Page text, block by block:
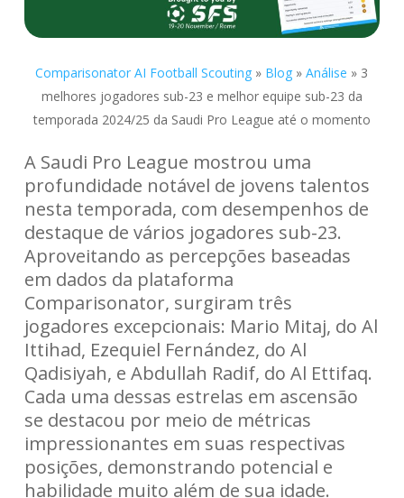
Comparisonator AI Football Scouting » Blog »Análise » 3
melhores jogadores sub-23 e melhor equipe sub-23 da
temporada 2024/25 da Saudi Pro League até o momento
A Saudi Pro League mostrou uma
profundidade notável de jovens talentos
nesta temporada, com desempenhos de
destaque de vários jogadores sub-23.
Aproveitando as percepções baseadas
em dados da plataforma
Comparisonator, surgiram três
jogadores excepcionais: Mario Mitaj, do Al
Ittihad, Ezequiel Fernández, do Al
Qadisiyah, e Abdullah Radif, do Al Ettifaq.
Cada uma dessas estrelas em ascensão
se destacou por meio de métricas
impressionantes em suas respectivas
posições, demonstrando potencial e
habilidade muito além de sua idade.